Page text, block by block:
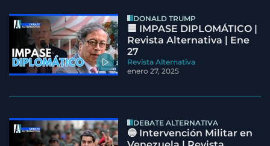
DONALD TRUMP
🟦 IMPASE DIPLOMÁTICO |
Revista Alternativa | Ene
27
Revista Alternativa
enero 27, 2025
DEBATE ALTERNATIVA
🔵 Intervención Militar en